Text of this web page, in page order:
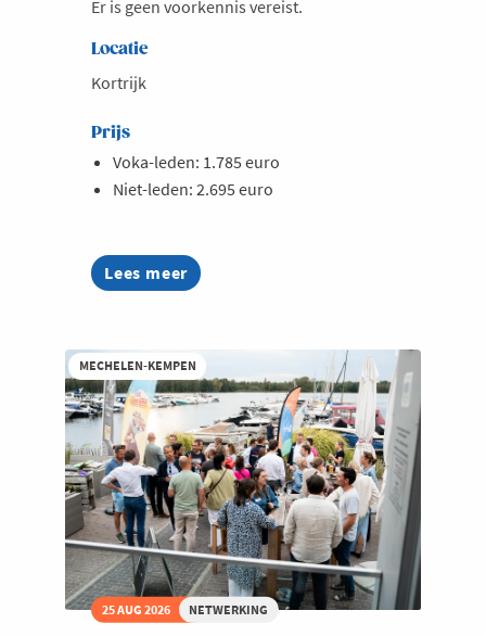
Er is geen voorkennis vereist.
Locatie
Kortrijk
Prijs
Voka-leden: 1.785 euro
Niet-leden: 2.695 euro
Lees meer
about
AI
2026
MECHELEN-KEMPEN
25 AUG 2026 NETWERKING